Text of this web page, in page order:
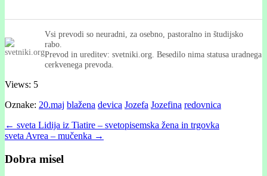
Vsi prevodi so neuradni, za osebno, pastoralno in študijsko
rabo.
Prevod in ureditev: svetniki.org. Besedilo nima statusa uradnega
cerkvenega prevoda.
Views: 5
Oznake: 20.maj blažena devica Jozefa Jozefina redovnica
Post
navigation
← sveta Lidija iz Tiatire – svetopisemska žena in trgovka
sveta Avrea – mučenka →
Dobra misel